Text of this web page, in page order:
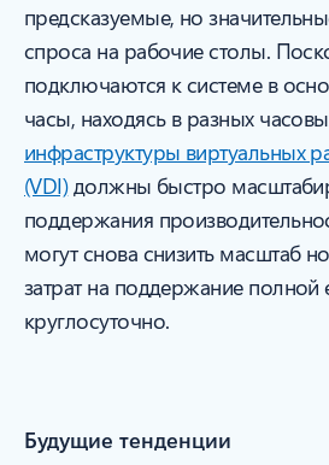
предсказуемые, но
спроса на рабочие столы.
подключаются к системе в
часы, находясь в разных
инфраструктуры виртуальных
(VDI)должны быстро
поддержания
могут снова снизить масштаб
затрат на поддержание полной
круглосуточно.
Будущие тенденции